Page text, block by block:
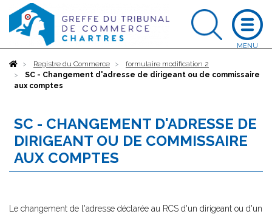
AccueilRegistre du Commerce
formulaire modification 2
SC - Changement d'adresse de dirigeant ou de commissaire
aux comptes
SC - CHANGEMENT D'ADRESSE DE
DIRIGEANT OU DE COMMISSAIRE
AUX COMPTES
Le changement de l'adresse déclarée au RCS d'un dirigeant ou d'un